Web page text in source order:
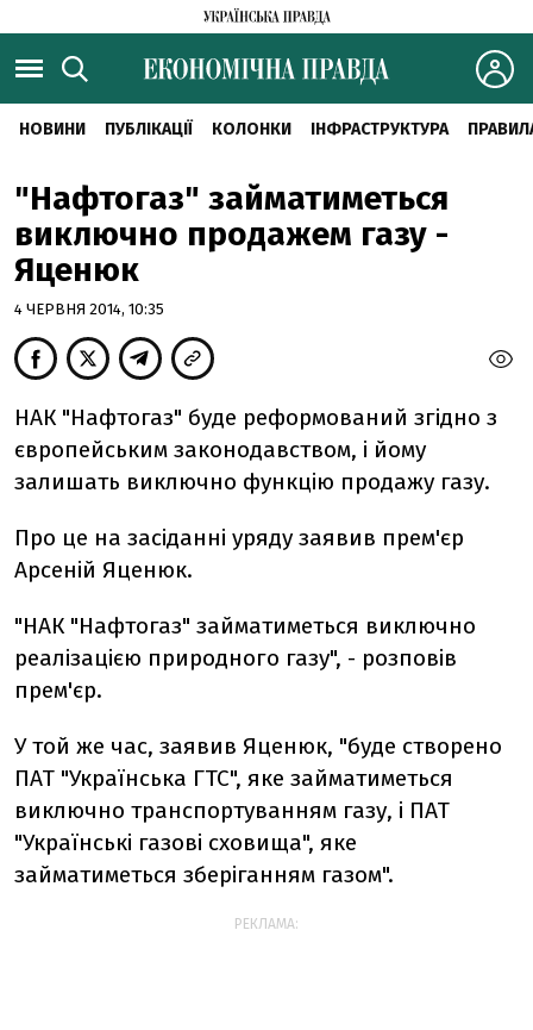
НОВИНИ ПУБЛІКАЦІЇ КОЛОНКИ ІНФРАСТРУКТУРА
"Нафтогаз" займатиметься
виключно продажем газу -
Яценюк
4 ЧЕРВНЯ 2014, 10:35
НАК "Нафтогаз" буде реформований згідно з
європейським законодавством, і йому
залишать виключно функцію продажу газу.
Про це на засіданні уряду заявив прем'єр
Арсеній Яценюк.
"НАК "Нафтогаз" займатиметься виключно
реалізацією природного газу", - розповів
прем'єр.
У той же час, заявив Яценюк, "буде створено
ПАТ "Українська ГТС", яке займатиметься
виключно транспортуванням газу, і ПАТ
"Українські газові сховища", яке
займатиметься зберіганням газом".
РЕКЛАМА: